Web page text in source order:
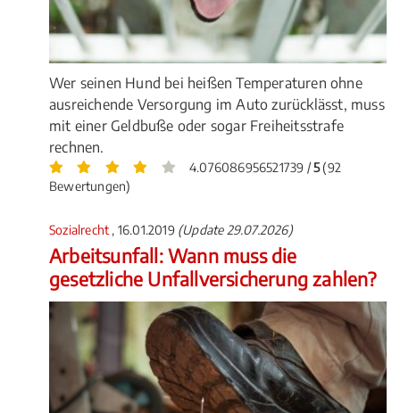
Wer seinen Hund bei heißen Temperaturen ohne
ausreichende Versorgung im Auto zurücklässt, muss
mit einer Geldbuße oder sogar Freiheitsstrafe
rechnen.
4.076086956521739 /5(92
Bewertungen)
Sozialrecht , 16.01.2019 (Update 29.07.2026)
Arbeitsunfall: Wann muss die
gesetzliche Unfallversicherung zahlen?